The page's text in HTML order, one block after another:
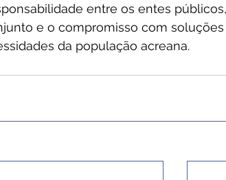
entre os entes
e o compromisso com
da população acreana.